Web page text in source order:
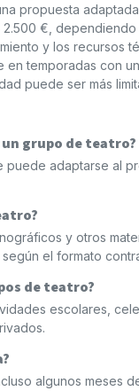
propuesta
€,
y los recursos
temporadas con
puede ser más
grupo de teatro?
puede adaptarse al
y otros
el formato
de teatro?
escolares,
algunos meses